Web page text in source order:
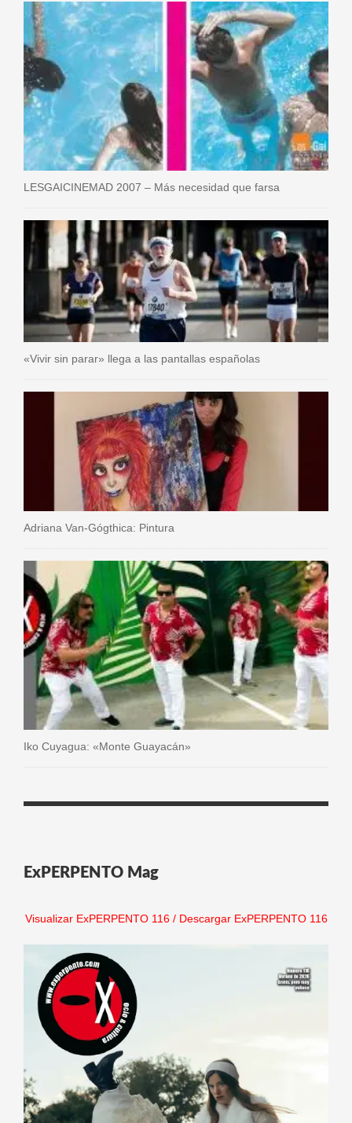
LESGAICINEMAD 2007 – Más necesidad que farsa
«Vivir sin parar» llega a las pantallas españolas
Adriana Van-Gógthica: Pintura
Iko Cuyagua: «Monte Guayacán»
ExPERPENTO Mag
Visualizar ExPERPENTO 116/ Descargar ExPERPENTO 116